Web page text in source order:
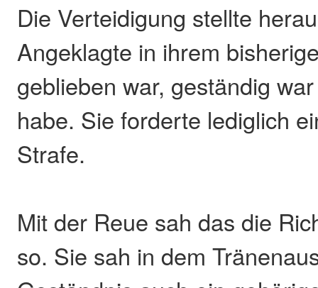
Die Verteidigung stellte
Angeklagte in ihrem
geblieben war, geständig
habe. Sie forderte lediglich
Strafe.
Mit der Reue sah das die
so. Sie sah in dem